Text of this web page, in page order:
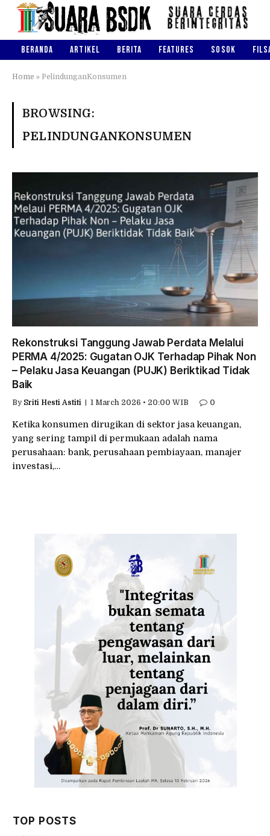
BERANDA ARTIKEL BERITA FEATURES SOSOK
Home » PelindunganKonsumen
BROWSING:
PELINDUNGANKONSUMEN
Rekonstruksi Tanggung Jawab Perdata Melalui
PERMA 4/2025: Gugatan OJK Terhadap Pihak Non
– Pelaku Jasa Keuangan (PUJK) Beriktikad Tidak
Baik
By Sriti Hesti Astiti 1 March 2026 • 20:00 WIB 0
Ketika konsumen dirugikan di sektor jasa keuangan,
yang sering tampil di permukaan adalah nama
perusahaan: bank, perusahaan pembiayaan, manajer
investasi,…
TOP POSTS